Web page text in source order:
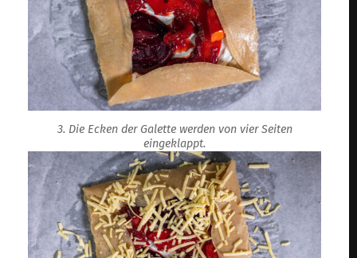
3. Die Ecken der Galette werden von vier Seiten
eingeklappt.